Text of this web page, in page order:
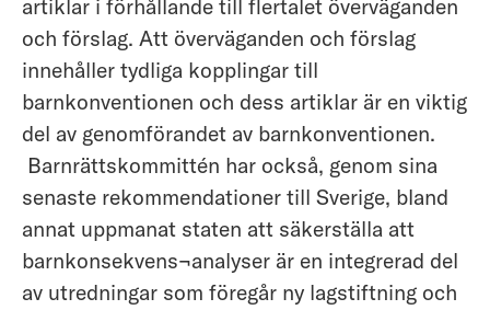
artiklar i förhållande till flertalet överväganden
och förslag. Att överväganden och förslag
innehåller tydliga kopplingar till
barnkonventionen och dess artiklar är en viktig
del av genomförandet av barnkonventionen.
Barnrättskommittén har också, genom sina
senaste rekommendationer till Sverige, bland
annat uppmanat staten att säkerställa att
barnkonsekvens¬analyser är en integrerad del
av utredningar som föregår ny lagstiftning och